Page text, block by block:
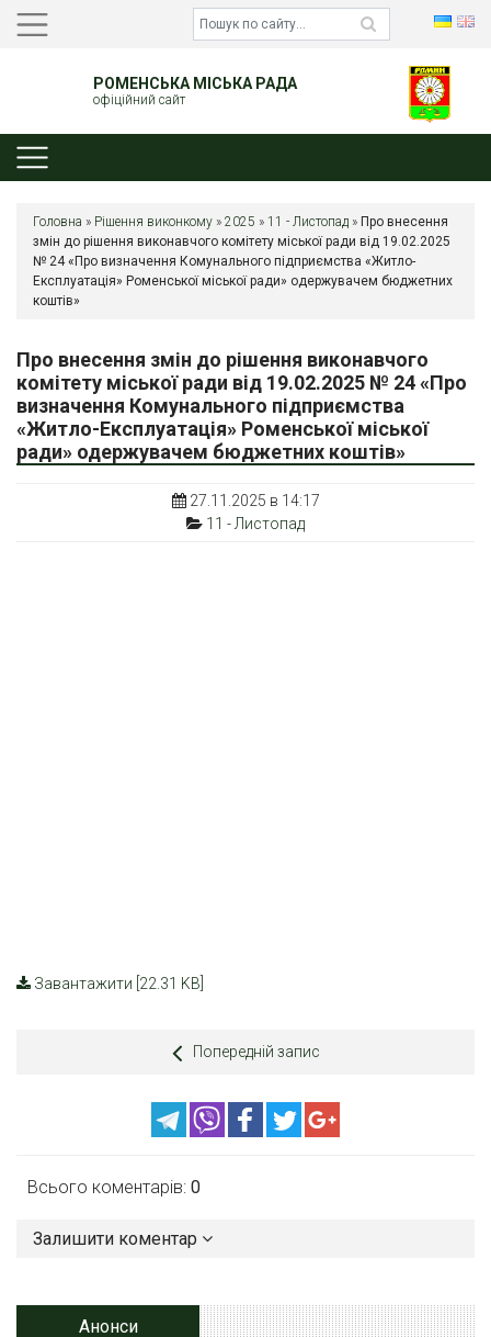
РОМЕНСЬКА МІСЬКА РАДА
офіційний сайт
Головна » Рішення виконкому » 2025 » 11 - Листопад » Про внесення
змін до рішення виконавчого комітету міської ради від 19.02.2025
№ 24 «Про визначення Комунального підприємства «Житло-
Експлуатація» Роменської міської ради» одержувачем бюджетних
коштів»
Про внесення змін до рішення виконавчого
комітету міської ради від 19.02.2025 № 24 «Про
визначення Комунального підприємства
«Житло-Експлуатація» Роменської міської
ради» одержувачем бюджетних коштів»
27.11.2025 в 14:17
11 - Листопад
Завантажити [22.31 KB]
Попередній запис
Всього коментарів: 0
Залишити коментар
Анонси